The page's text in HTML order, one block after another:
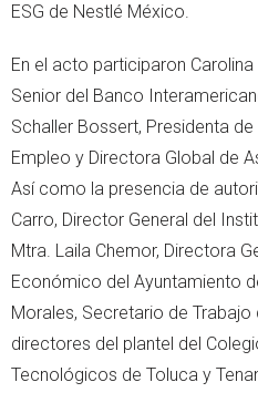
ESG de Nestlé México.
En el acto participaron
Senior del Banco
Schaller Bossert, Presidenta
Empleo y Directora Global de
Así como la presencia de
Carro, Director General del
Mtra. Laila Chemor, Directora
Económico del Ayuntamiento
Morales, Secretario de
directores del plantel del
Tecnológicos de Toluca y